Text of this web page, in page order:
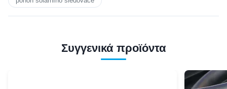
Συγγενικά προϊόντα